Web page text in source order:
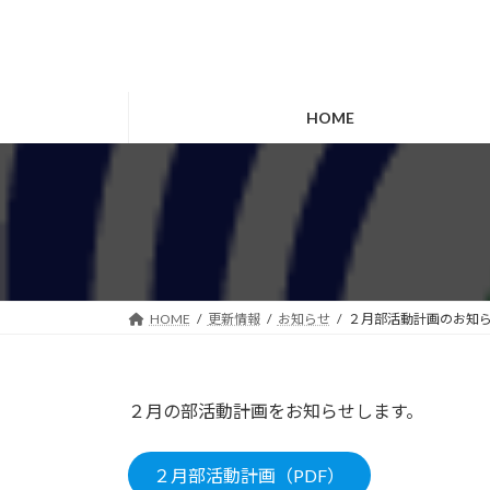
へ
ョ
HOME
HOME 更新情報 お知らせ ２月部活動計画のお知
２月の部活動計画をお知らせします。
２月部活動計画（PDF）